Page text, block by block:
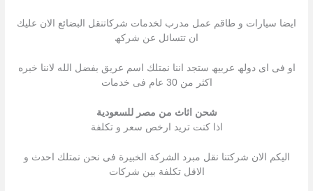
ایضا سیارات و طاقم عمل مدرب لخدمات شركاتنقل البضائع الان علیك
ان تتسائل عن شركھ
او فى اى دولھ عربیھ ستجد اننا نمتلك اسم عریق بفضل الله لاننا خبره
اكثر من 30 عام فى خدمات
شحن اثاث من مصر للسعودية
اذا كنت ترید ارخص سعر و تكلفة
الیكم الان شركتنا نقل مبرد الشركة الخبیرة فى نحن نمتلك احدث و
الاقل تكلفة بین شركات